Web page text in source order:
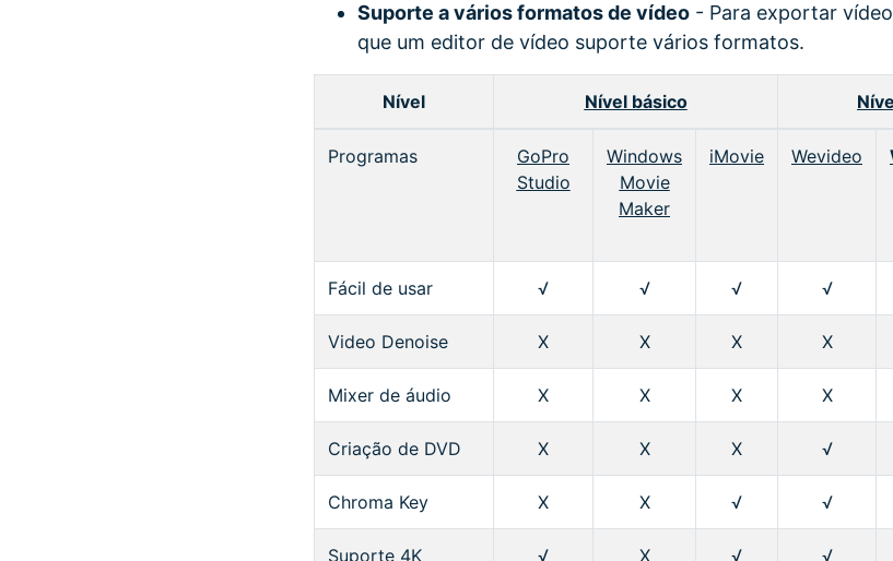
Suporte a vários formatos de vídeo - Para exportar
que um editor de vídeo suporte vários formatos.
Nível Nível básico
Programas
GoPro
Studio
Windows
Movie
Maker
iMovie Wevideo
Fácil de usar √ √ √ √
Video Denoise X X X X
Mixer de áudio X X X X
Criação de DVD X X X √
Chroma Key X X √ √
Suporte 4K √ X √ √